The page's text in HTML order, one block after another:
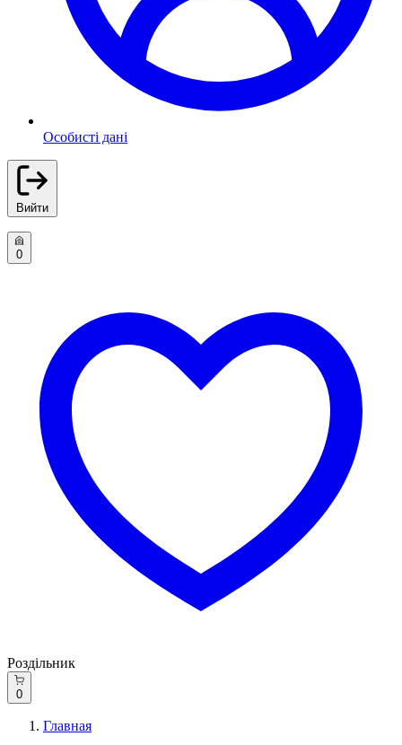
Особисті дані
Вийти
0
Роздільник
0
Главная